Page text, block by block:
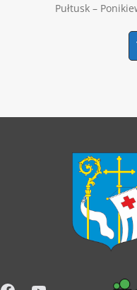
Pułtusk –